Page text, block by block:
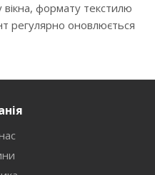
формату текстилю
регулярно оновлюється